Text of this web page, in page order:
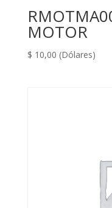
MOTOR
$ 10,00 (Dólares)